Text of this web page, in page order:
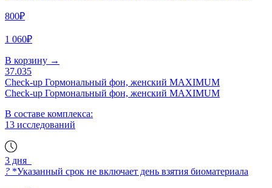
800₽
1 060₽
В корзину →
37.035
Check-up Гормональный фон, женский MAXIMUM
Check-up Гормональный фон, женский MAXIMUM
В составе комплекса:
13 исследований
3 дня
? *Указанный срок не включает день взятия биоматериала